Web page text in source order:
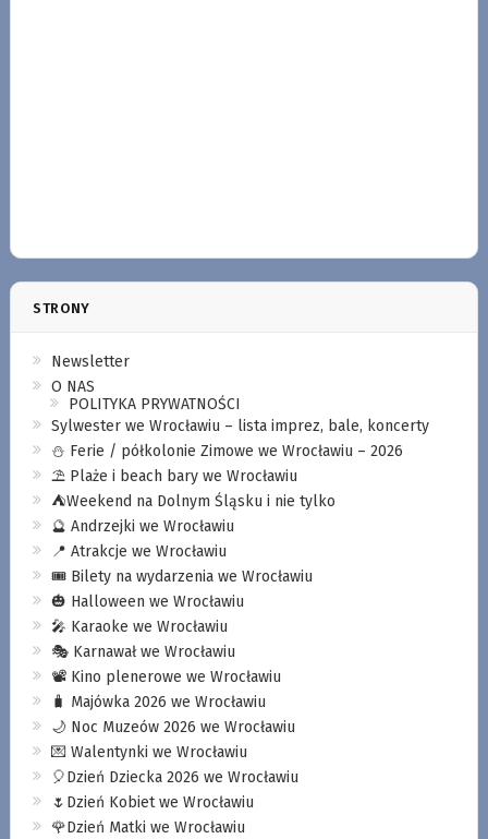
STRONY
Newsletter
O NAS
POLITYKA PRYWATNOŚCI
Sylwester we Wrocławiu – lista imprez, bale, koncerty
⛄️ Ferie / półkolonie Zimowe we Wrocławiu – 2026
⛱️ Plaże i beach bary we Wrocławiu
⛺️Weekend na Dolnym Śląsku i nie tylko
🔮 Andrzejki we Wrocławiu
📍 Atrakcje we Wrocławiu
🎟️ Bilety na wydarzenia we Wrocławiu
🎃 Halloween we Wrocławiu
🎤 Karaoke we Wrocławiu
🎭 Karnawał we Wrocławiu
📽️ Kino plenerowe we Wrocławiu
🧳 Majówka 2026 we Wrocławiu
🌙 Noc Muzeów 2026 we Wrocławiu
💌 Walentynki we Wrocławiu
🎈Dzień Dziecka 2026 we Wrocławiu
🌷Dzień Kobiet we Wrocławiu
🌹Dzień Matki we Wrocławiu